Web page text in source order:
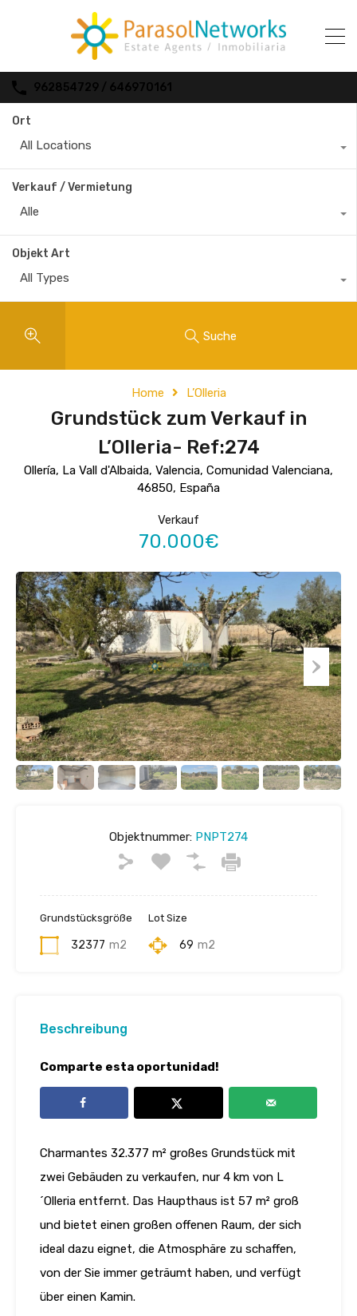
962854729 / 646970161
Ort
All Locations
Verkauf / Vermietung
Alle
Objekt Art
All Types
Suche
Home L’Olleria
Grundstück zum Verkauf in
L’Olleria- Ref:274
Ollería, La Vall d'Albaida, Valencia, Comunidad Valenciana,
46850, España
Verkauf
70.000€
Objektnummer: PNPT274
Grundstücksgröße
32377 m2
Lot Size
69 m2
Beschreibung
Comparte esta oportunidad!
Charmantes 32.377 m² großes Grundstück mit
zwei Gebäuden zu verkaufen, nur 4 km von L
´Olleria entfernt. Das Haupthaus ist 57 m² groß
und bietet einen großen offenen Raum, der sich
ideal dazu eignet, die Atmosphäre zu schaffen,
von der Sie immer geträumt haben, und verfügt
über einen Kamin.